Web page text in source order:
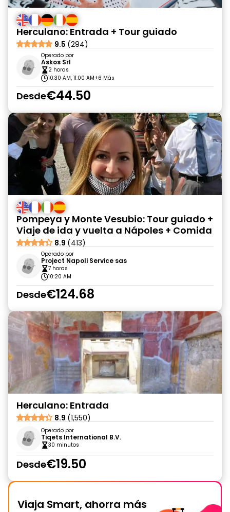
Herculano: Entrada + Tour guiado
9.5 (294)
Operado por
Askos Srl
2 horas
10:30 AM, 11:00 AM+6 Más
Desde€44.50
Pompeya y Monte Vesubio: Tour guiado +
Viaje de ida y vuelta a Nápoles + Comida
8.9 (413)
Operado por
Project Napoli Service sas
7 horas
10:20 AM
Desde€124.68
Herculano: Entrada
8.9 (1,550)
Operado por
Tiqets International B.V.
30 minutos
Desde€19.50
Viaja Smart, ahorra más